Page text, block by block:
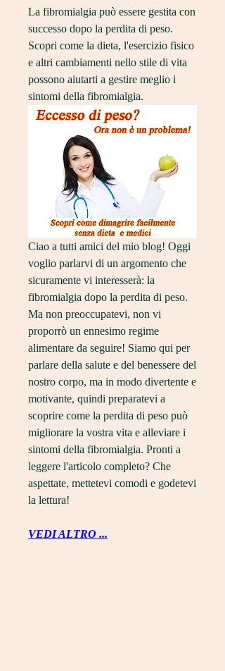
La fibromialgia può essere gestita con
successo dopo la perdita di peso.
Scopri come la dieta, l'esercizio fisico
e altri cambiamenti nello stile di vita
possono aiutarti a gestire meglio i
sintomi della fibromialgia.
Ciao a tutti amici del mio blog! Oggi
voglio parlarvi di un argomento che
sicuramente vi interesserà: la
fibromialgia dopo la perdita di peso.
Ma non preoccupatevi, non vi
proporrò un ennesimo regime
alimentare da seguire! Siamo qui per
parlare della salute e del benessere del
nostro corpo, ma in modo divertente e
motivante, quindi preparatevi a
scoprire come la perdita di peso può
migliorare la vostra vita e alleviare i
sintomi della fibromialgia. Pronti a
leggere l'articolo completo? Che
aspettate, mettetevi comodi e godetevi
la lettura!
VEDI ALTRO ...